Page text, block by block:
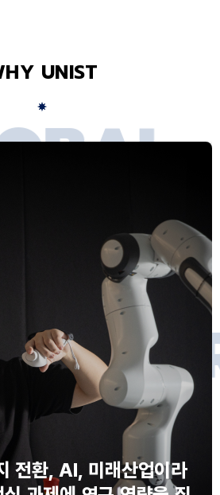
UNIST
BAL
S
R
TU RE
VATO
S
전환, AI, 미래산업이라